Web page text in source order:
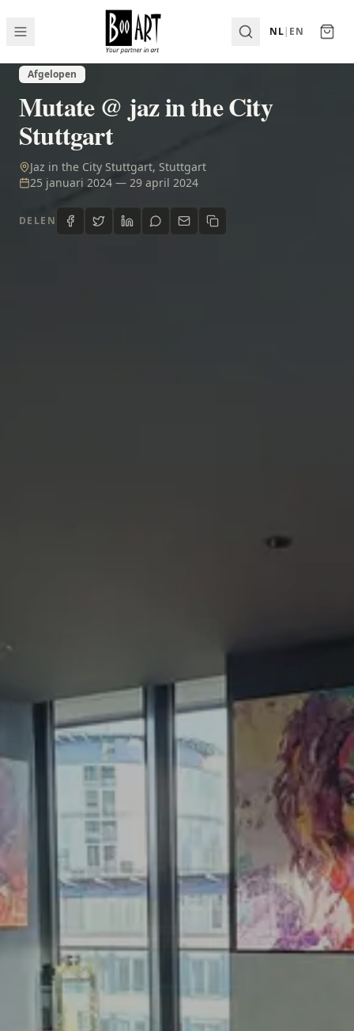
NL| EN
Afgelopen
Mutate @ jaz in the City
Stuttgart
Jaz in the City Stuttgart, Stuttgart
25 januari 2024 — 29 april 2024
DELEN